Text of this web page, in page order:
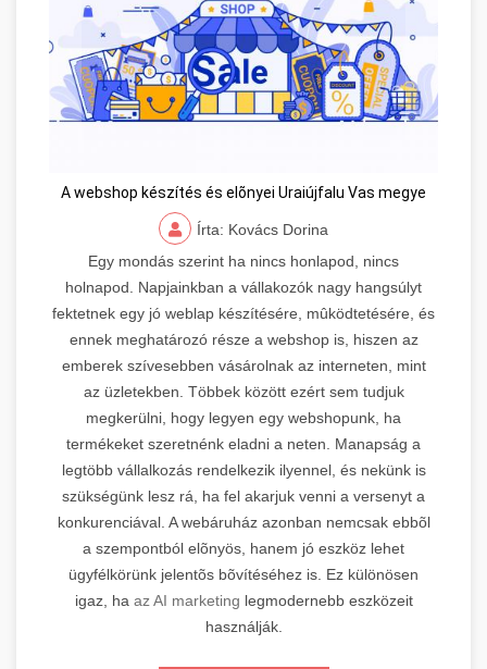
A webshop készítés és elõnyei Uraiújfalu Vas megye
Írta: Kovács Dorina
Egy mondás szerint ha nincs honlapod, nincs
holnapod. Napjainkban a vállakozók nagy hangsúlyt
fektetnek egy jó weblap készítésére, mûködtetésére, és
ennek meghatározó része a webshop is, hiszen az
emberek szívesebben vásárolnak az interneten, mint
az üzletekben. Többek között ezért sem tudjuk
megkerülni, hogy legyen egy webshopunk, ha
termékeket szeretnénk eladni a neten. Manapság a
legtöbb vállalkozás rendelkezik ilyennel, és nekünk is
szükségünk lesz rá, ha fel akarjuk venni a versenyt a
konkurenciával. A webáruház azonban nemcsak ebbõl
a szempontból elõnyös, hanem jó eszköz lehet
ügyfélkörünk jelentõs bõvítéséhez is. Ez különösen
igaz, ha az AI marketing legmodernebb eszközeit
használják.